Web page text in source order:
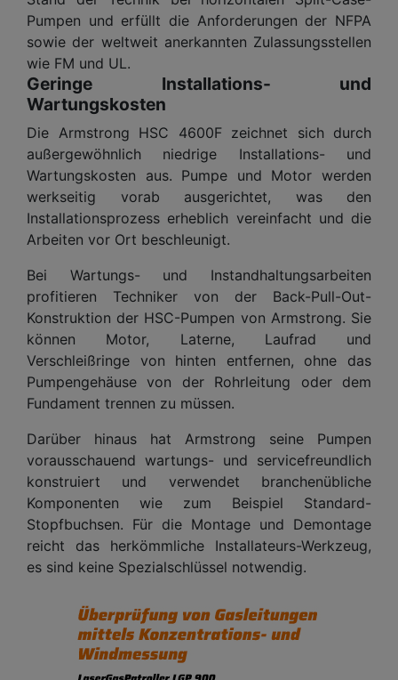
Pumpen und erfüllt die Anforderungen der NFPA
sowie der weltweit anerkannten Zulassungsstellen
wie FM und UL.
Geringe Installations- und
Wartungskosten
Die Armstrong HSC 4600F zeichnet sich durch
außergewöhnlich niedrige Installations- und
Wartungskosten aus. Pumpe und Motor werden
werkseitig vorab ausgerichtet, was den
Installationsprozess erheblich vereinfacht und die
Arbeiten vor Ort beschleunigt.
Bei Wartungs- und Instandhaltungsarbeiten
profitieren Techniker von der Back-Pull-Out-
Konstruktion der HSC-Pumpen von Armstrong. Sie
können Motor, Laterne, Laufrad und
Verschleißringe von hinten entfernen, ohne das
Pumpengehäuse von der Rohrleitung oder dem
Fundament trennen zu müssen.
Darüber hinaus hat Armstrong seine Pumpen
vorausschauend wartungs- und servicefreundlich
konstruiert und verwendet branchenübliche
Komponenten wie zum Beispiel Standard-
Stopfbuchsen. Für die Montage und Demontage
reicht das herkömmliche Installateurs-Werkzeug,
es sind keine Spezialschlüssel notwendig.